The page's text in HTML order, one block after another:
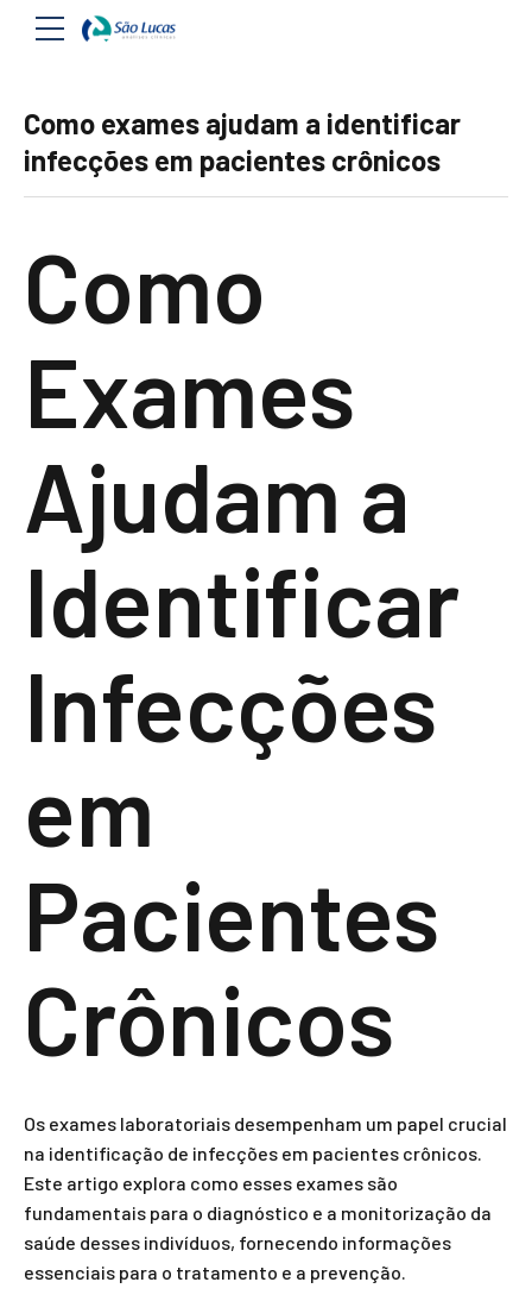
Como exames ajudam a identificar
infecções em pacientes crônicos
Como
Exames
Ajudam a
Identificar
Infecções
em
Pacientes
Crônicos
Os exames laboratoriais desempenham um papel crucial
na identificação de infecções em pacientes crônicos.
Este artigo explora como esses exames são
fundamentais para o diagnóstico e a monitorização da
saúde desses indivíduos, fornecendo informações
essenciais para o tratamento e a prevenção.